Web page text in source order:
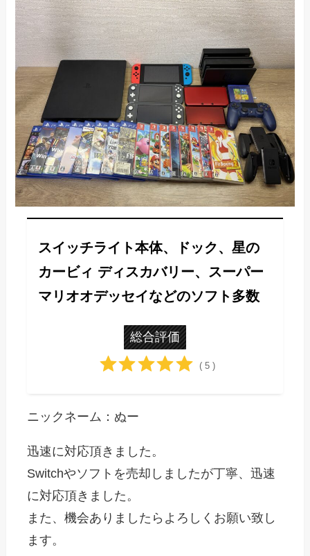
スイッチライト本体、ドック、星の
カービィ ディスカバリー、スーパー
マリオオデッセイなどのソフト多数
総合評価
( 5 )
ニックネーム：ぬー
迅速に対応頂きました。
Switchやソフトを売却しましたが丁寧、迅速
に対応頂きました。
また、機会ありましたらよろしくお願い致し
ます。